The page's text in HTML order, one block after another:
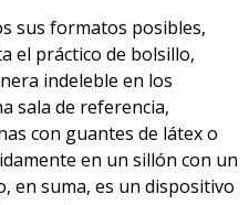
sus formatos posibles,
el práctico de bolsillo,
indeleble en los
sala de referencia,
con guantes de látex o
en un sillón con un
en suma, es un dispositivo